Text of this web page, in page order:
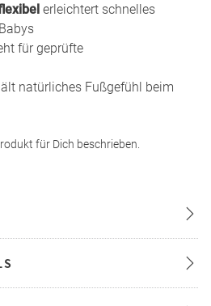
erleichtert schnelles
für geprüfte
natürliches Fußgefühl beim
für Dich beschrieben.